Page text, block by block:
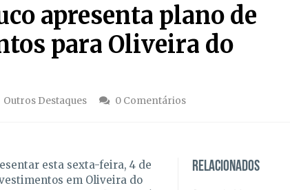
apresenta plano de
para Oliveira do
Outros Destaques
0 Comentários
Relacionados
esta sexta-feira, 4 de
em Oliveira do